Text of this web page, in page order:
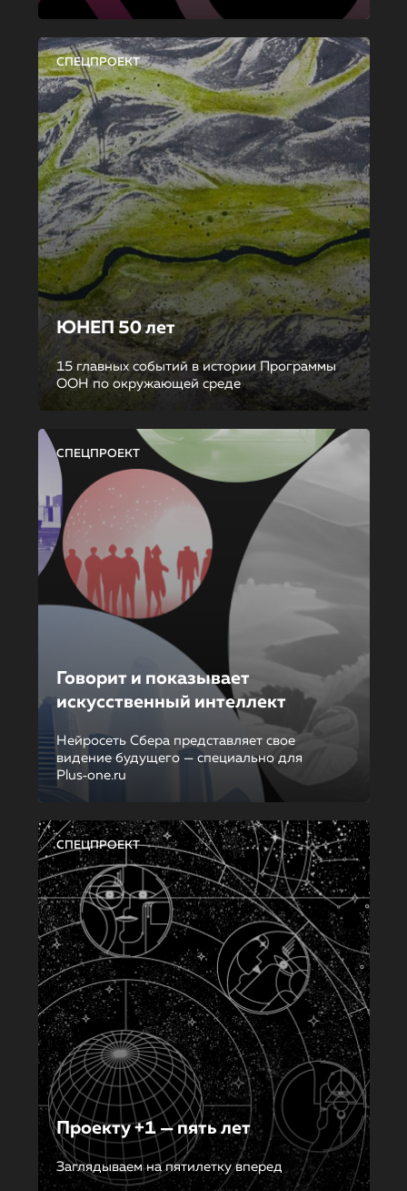
СПЕЦПРОЕКТ
ЮНЕП 50 лет
15 главных событий в истории Программы
ООН по окружающей среде
СПЕЦПРОЕКТ
Говорит и показывает
искусственный интеллект
Нейросеть Сбера представляет свое
видение будущего — специально для
Plus‑one.ru
СПЕЦПРОЕКТ
Проекту +1 — пять лет
Заглядываем на пятилетку вперед